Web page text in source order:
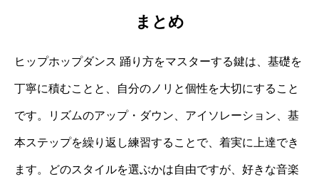
まとめ
ヒップホップダンス 踊り方をマスターする鍵は、基礎を
丁寧に積むことと、自分のノリと個性を大切にすること
です。リズムのアップ・ダウン、アイソレーション、基
本ステップを繰り返し練習することで、着実に上達でき
ます。どのスタイルを選ぶかは自由ですが、好きな音楽